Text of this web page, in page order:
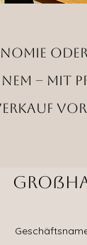
– mit
Verkauf